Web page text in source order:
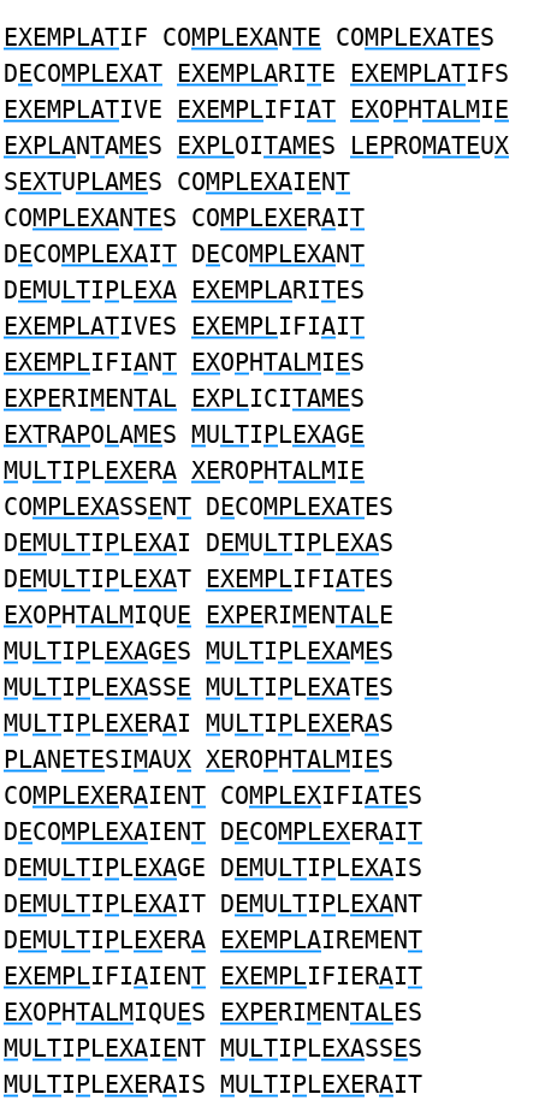
EXEMPLATIF COMPLEXANTE COMPLEXATES
DECOMPLEXAT EXEMPLARITE EXEMPLATIFS
EXEMPLATIVE EXEMPLIFIAT EXOPHTALMIE
EXPLANTAMES EXPLOITAMES LEPROMATEUX
SEXTUPLAMES COMPLEXAIENT
COMPLEXANTES COMPLEXERAIT
DECOMPLEXAIT DECOMPLEXANT
DEMULTIPLEXA EXEMPLARITES
EXEMPLATIVES EXEMPLIFIAIT
EXEMPLIFIANT EXOPHTALMIES
EXPERIMENTAL EXPLICITAMES
EXTRAPOLAMES MULTIPLEXAGE
MULTIPLEXERA XEROPHTALMIE
COMPLEXASSENT DECOMPLEXATES
DEMULTIPLEXAI DEMULTIPLEXAS
DEMULTIPLEXAT EXEMPLIFIATES
EXOPHTALMIQUE EXPERIMENTALE
MULTIPLEXAGES MULTIPLEXAMES
MULTIPLEXASSE MULTIPLEXATES
MULTIPLEXERAI MULTIPLEXERAS
PLANETESIMAUX XEROPHTALMIES
COMPLEXERAIENT COMPLEXIFIATES
DECOMPLEXAIENT DECOMPLEXERAIT
DEMULTIPLEXAGE DEMULTIPLEXAIS
DEMULTIPLEXAIT DEMULTIPLEXANT
DEMULTIPLEXERA EXEMPLAIREMENT
EXEMPLIFIAIENT EXEMPLIFIERAIT
EXOPHTALMIQUES EXPERIMENTALES
MULTIPLEXAIENT MULTIPLEXASSES
MULTIPLEXERAIS MULTIPLEXERAIT